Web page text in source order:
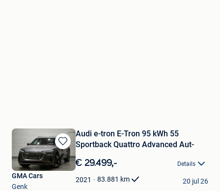
Bewaren
in
Mijn
Favorieten
Audi e-tron E-Tron 95 kWh 55
Sportback Quattro Advanced Aut-
€ 29.499,- Details
2021 83.881 km
GMA Cars
Genk
20 jul 26